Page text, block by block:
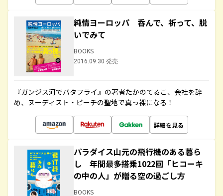
純情ヨーロッパ 呑んで、祈って、脱
いでみて
BOOKS
2016.09.30 発売
『ガンジス河でバタフライ』の著者たかのてるこ、会社を辞
め、ヌーディスト・ビーチの聖地で真っ裸になる！
詳細を見る
パラダイス山元の飛行機のある暮ら
し 年間最多搭乗1022回「ヒコーキ
の中の人」が贈る空の過ごし方
BOOKS